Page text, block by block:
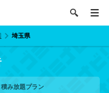
埼玉県
積み放題プラン